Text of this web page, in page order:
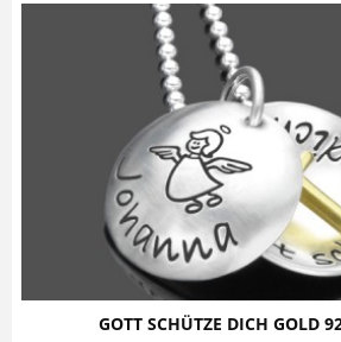
GOTT SCHÜTZE DICH GOLD